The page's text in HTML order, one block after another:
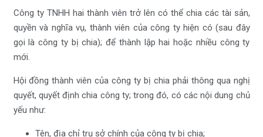
Công ty TNHH hai thành viên trở lên có thể chia các tài sản,
quyền và nghĩa vụ, thành viên của công ty hiện có (sau đây
gọi là công ty bị chia); để thành lập hai hoặc nhiều công ty
mới.
Hội đồng thành viên của công ty bị chia phải thông qua nghị
quyết, quyết định chia công ty; trong đó, có các nội dung chủ
yếu như:
Tên, địa chỉ trụ sở chính của công ty bị chia;